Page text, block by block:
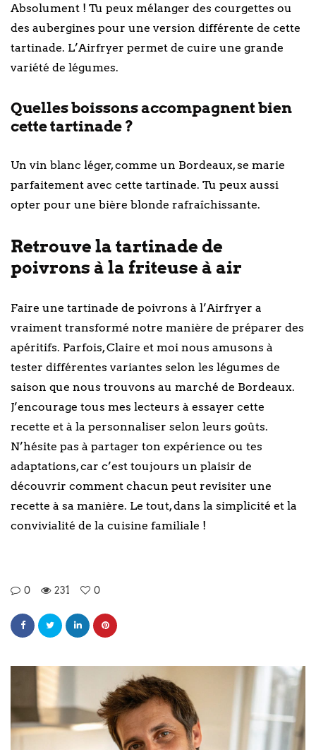
Absolument ! Tu peux mélanger des courgettes ou
des aubergines pour une version différente de cette
tartinade. L’Airfryer permet de cuire une grande
variété de légumes.
Quelles boissons accompagnent bien
cette tartinade ?
Un vin blanc léger, comme un Bordeaux, se marie
parfaitement avec cette tartinade. Tu peux aussi
opter pour une bière blonde rafraîchissante.
Retrouve la tartinade de
poivrons à la friteuse à air
Faire une tartinade de poivrons à l’Airfryer a
vraiment transformé notre manière de préparer des
apéritifs. Parfois, Claire et moi nous amusons à
tester différentes variantes selon les légumes de
saison que nous trouvons au marché de Bordeaux.
J’encourage tous mes lecteurs à essayer cette
recette et à la personnaliser selon leurs goûts.
N’hésite pas à partager ton expérience ou tes
adaptations, car c’est toujours un plaisir de
découvrir comment chacun peut revisiter une
recette à sa manière. Le tout, dans la simplicité et la
convivialité de la cuisine familiale !
0 231 0